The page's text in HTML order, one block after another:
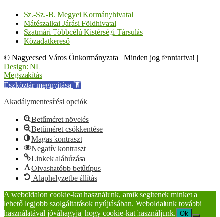
Sz.-Sz.-B. Megyei Kormányhivatal
Mátészalkai Járási Földhivatal
Szatmári Többcélú Kistérségi Társulás
Közadatkereső
© Nagyecsed Város Önkormányzata | Minden jog fenntartva! |
Design: NL
Megszakítás
Eszköztár megnyitása
Akadálymentesítési opciók
Betűméret növelés
Betűméret csökkentése
Magas kontraszt
Negatív kontraszt
Linkek aláhúzása
Olvashatóbb betűtípus
Alaphelyzetbe állítás
A weboldalon cookie-kat használunk, amik segítenek minket a
lehető legjobb szolgáltatások nyújtásában. Weboldalunk további
használatával jóváhagyja, hogy cookie-kat használjunk. Ok